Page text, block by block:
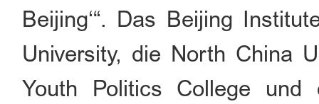
Beijing‘“. Das Beijing
University, die North China
Youth Politics College